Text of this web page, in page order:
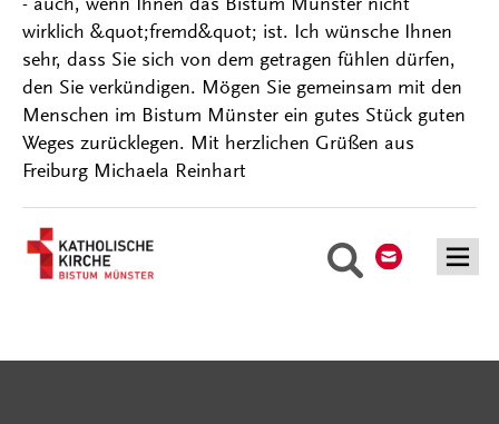
Suche
wirklich &quot;fremd&quot; ist. Ich wünsche Ihnen
sehr, dass Sie sich von dem getragen fühlen dürfen,
den Sie verkündigen. Mögen Sie gemeinsam mit den
Menschen im Bistum Münster ein gutes Stück guten
Weges zurücklegen. Mit herzlichen Grüßen aus
Freiburg Michaela Reinhart